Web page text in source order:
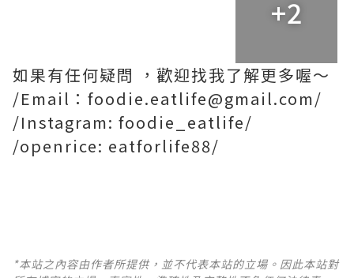
+2
如果有任何疑問 ，歡迎找我了解更多喔～
/Email：foodie.eatlife@gmail.com/
/Instagram: foodie_eatlife/
/openrice: eatforlife88/
*本站之內容由作者所提供，並不代表本站的立場。因此本站對